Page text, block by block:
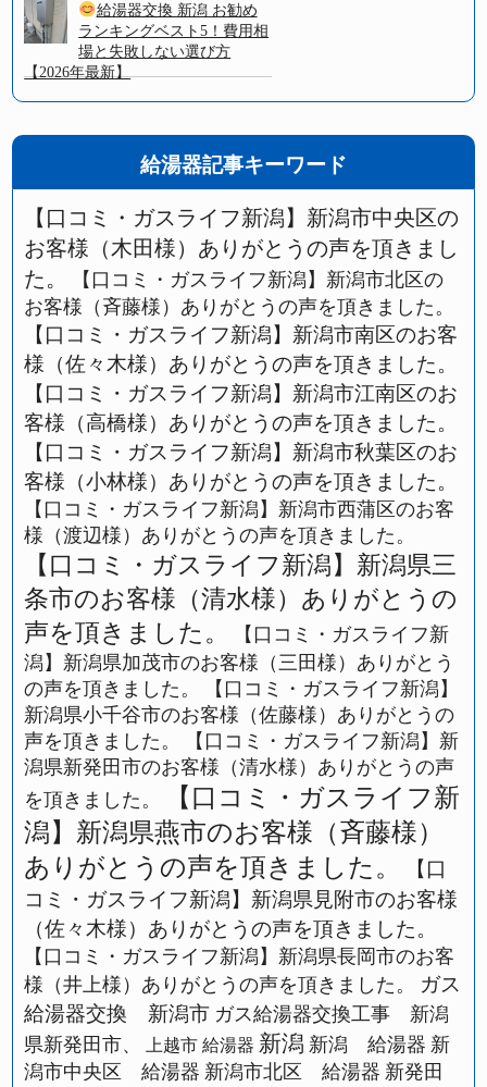
給湯器交換 新潟 お勧め
ランキングベスト5！費用相
場と失敗しない選び方
【2026年最新】
給湯器記事キーワード
【口コミ・ガスライフ新潟】新潟市中央区の
お客様（木田様）ありがとうの声を頂きまし
た。
【口コミ・ガスライフ新潟】新潟市北区の
お客様（斉藤様）ありがとうの声を頂きました。
【口コミ・ガスライフ新潟】新潟市南区のお客
様（佐々木様）ありがとうの声を頂きました。
【口コミ・ガスライフ新潟】新潟市江南区のお
客様（高橋様）ありがとうの声を頂きました。
【口コミ・ガスライフ新潟】新潟市秋葉区のお
客様（小林様）ありがとうの声を頂きました。
【口コミ・ガスライフ新潟】新潟市西蒲区のお客
様（渡辺様）ありがとうの声を頂きました。
【口コミ・ガスライフ新潟】新潟県三
条市のお客様（清水様）ありがとうの
声を頂きました。
【口コミ・ガスライフ新
潟】新潟県加茂市のお客様（三田様）ありがとう
の声を頂きました。
【口コミ・ガスライフ新潟】
新潟県小千谷市のお客様（佐藤様）ありがとうの
声を頂きました。
【口コミ・ガスライフ新潟】新
潟県新発田市のお客様（清水様）ありがとうの声
を頂きました。
【口コミ・ガスライフ新
潟】新潟県燕市のお客様（斉藤様）
ありがとうの声を頂きました。
【口
コミ・ガスライフ新潟】新潟県見附市のお客様
（佐々木様）ありがとうの声を頂きました。
【口コミ・ガスライフ新潟】新潟県長岡市のお客
様（井上様）ありがとうの声を頂きました。
ガス
給湯器交換 新潟市 ガス給湯器交換工事 新潟
県新発田市、
上越市 給湯器 新潟 新潟 給湯器 新
潟市中央区 給湯器 新潟市北区 給湯器 新発田